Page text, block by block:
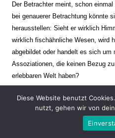
Der Betrachter meint, schon
bei genauerer Betrachtung könnte
herausstellen: Sieht er wirklich
wirklich fischähnliche Wesen, wird
abgebildet oder handelt es sich um
Assoziationen, die keinen Bezug
erlebbaren Welt haben?
Verharren und Dynamik stehen
oder verrinnt im Nu. Es soll dabei
zur Schmerzgrenze erzeugt
Diese Website benutzt
nutzt, gehen wir von